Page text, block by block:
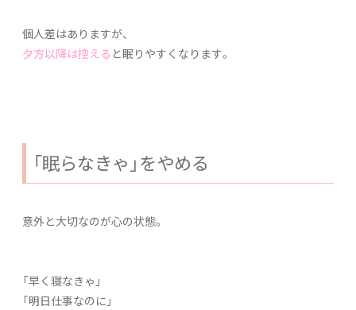
個人差はありますが、
夕方以降は控える と眠りやすくなります。
「眠らなきゃ」をやめる
意外と大切なのが心の状態。
「早く寝なきゃ」
「明日仕事なのに」